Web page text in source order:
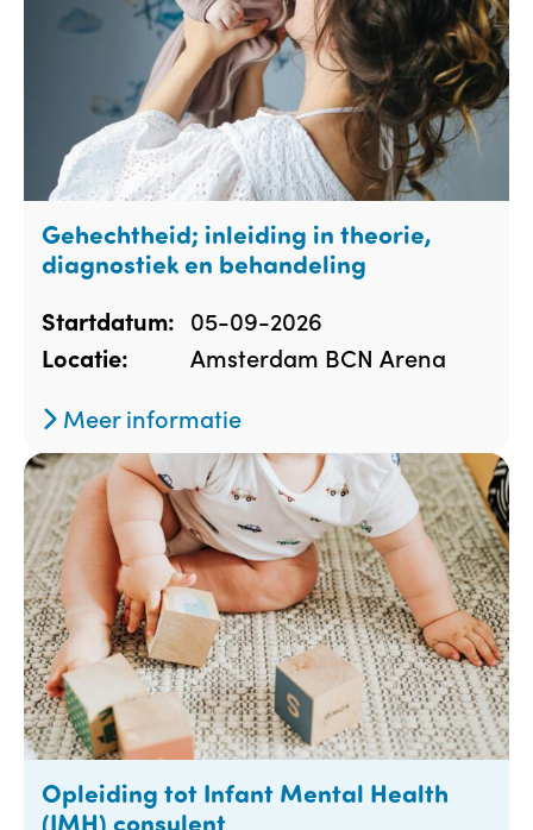
Gehechtheid; inleiding in theorie,
diagnostiek en behandeling
Startdatum: 05-09-2026
Locatie:
Amsterdam BCN Arena
Meer informatie
Opleiding tot Infant Mental Health
(IMH) consulent